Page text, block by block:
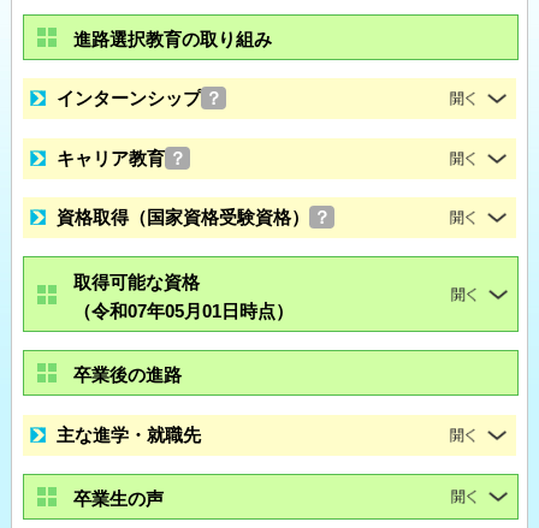
進路選択教育の取り組み
インターンシップ ？
キャリア教育 ？
資格取得（国家資格受験資格） ？
取得可能な資格
（令和07年05月01日時点）
卒業後の進路
主な進学・就職先
卒業生の声